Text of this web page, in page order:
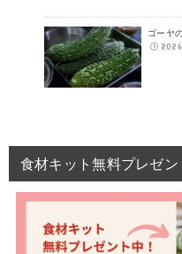
ゴーヤ
食材キット無料プレゼン